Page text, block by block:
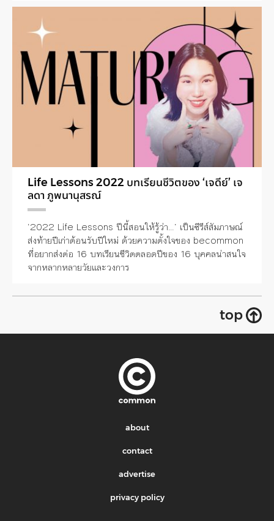
Life Lessons 2022 บทเรียนชีวิตของ ‘เจดีย์’ เจ
ลดา ภูพนานุสรณ์
‘2022 Life Lessons ปีนี้สอนให้รู้ว่า…’ เป็นซีรีส์สัมภาษณ์
ส่งท้ายปีเก่าต้อนรับปีใหม่ ด้วยความตั้งใจของ becommon
ที่อยากส่งต่อ 16 บทเรียนชีวิตตลอดปีของ 16 บุคคลน่าสนใจ
จากหลากหลายวัยและวงการ
top
about
contact
advertise
privacy policy